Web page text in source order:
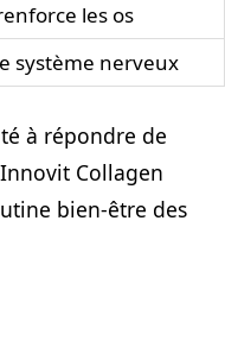
les os
système nerveux
à répondre de
Collagen
bien-être des